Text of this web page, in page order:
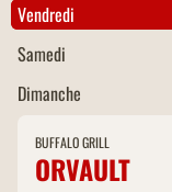
Vendredi
Samedi
Dimanche
BUFFALO GRILL
ORVAULT